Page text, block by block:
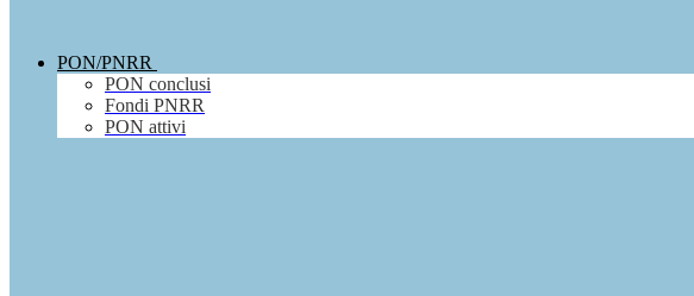
PON/PNRR
PON conclusi
Fondi PNRR
PON attivi